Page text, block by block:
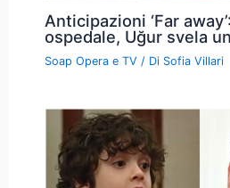
Anticipazioni ‘Far
ospedale, Uğur svela
Soap Opera e TV / Di Sofia Villari